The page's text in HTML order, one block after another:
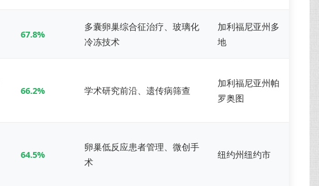
67.8%
多囊卵巢综合征治疗、玻璃化
冷冻技术
加利福尼亚州多
地
66.2% 学术研究前沿、遗传病筛查
加利福尼亚州帕
罗奥图
64.5%
卵巢低反应患者管理、微创手
术
纽约州纽约市